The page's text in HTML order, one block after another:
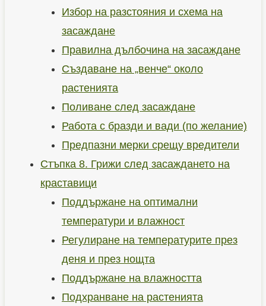
Избор на разстояния и схема на
засаждане
Правилна дълбочина на засаждане
Създаване на „венче“ около
растенията
Поливане след засаждане
Работа с бразди и вади (по желание)
Предпазни мерки срещу вредители
Стъпка 8. Грижи след засаждането на
краставици
Поддържане на оптимални
температури и влажност
Регулиране на температурите през
деня и през нощта
Поддържане на влажността
Подхранване на растенията